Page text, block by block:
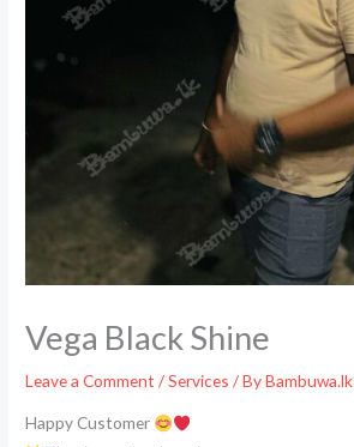
Vega Black Shine
Leave a Comment /Services / ByBambuwa.lk
Happy Customer